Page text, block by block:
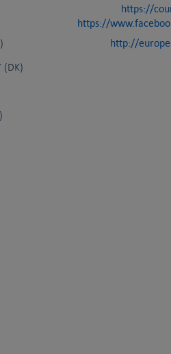
https://
https://
http://
(DK)